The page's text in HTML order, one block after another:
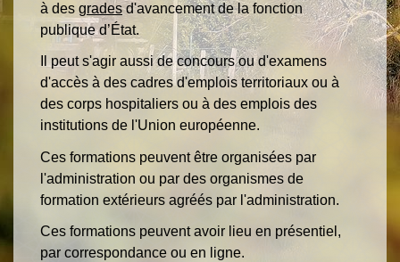
à des gradesd'avancement de la fonction
publique d’État.
Il peut s'agir aussi de concours ou d'examens
d'accès à des cadres d'emplois territoriaux ou à
des corps hospitaliers ou à des emplois des
institutions de l'Union européenne.
Ces formations peuvent être organisées par
l'administration ou par des organismes de
formation extérieurs agréés par l'administration.
Ces formations peuvent avoir lieu en présentiel,
par correspondance ou en ligne.